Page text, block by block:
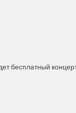
бесплатный